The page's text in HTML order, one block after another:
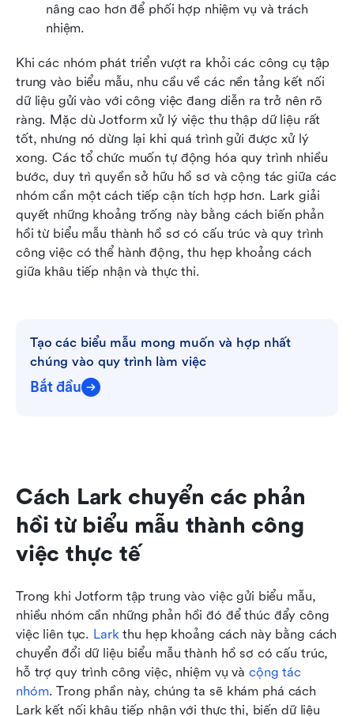
nâng cao hơn để phối hợp nhiệm vụ và trách
nhiệm.
Khi các nhóm phát triển vượt ra khỏi các công cụ tập
trung vào biểu mẫu, nhu cầu về các nền tảng kết nối
dữ liệu gửi vào với công việc đang diễn ra trở nên rõ
ràng. Mặc dù Jotform xử lý việc thu thập dữ liệu rất
tốt, nhưng nó dừng lại khi quá trình gửi được xử lý
xong. Các tổ chức muốn tự động hóa quy trình nhiều
bước, duy trì quyền sở hữu hồ sơ và cộng tác giữa các
nhóm cần một cách tiếp cận tích hợp hơn. Lark giải
quyết những khoảng trống này bằng cách biến phản
hồi từ biểu mẫu thành hồ sơ có cấu trúc và quy trình
công việc có thể hành động, thu hẹp khoảng cách
giữa khâu tiếp nhận và thực thi.
Tạo các biểu mẫu mong muốn và hợp nhất
chúng vào quy trình làm việc
Bắt đầu
Cách Lark chuyển các phản
hồi từ biểu mẫu thành công
việc thực tế
Trong khi Jotform tập trung vào việc gửi biểu mẫu,
nhiều nhóm cần những phản hồi đó để thúc đẩy công
việc liên tục. Lark thu hẹp khoảng cách này bằng cách
chuyển đổi dữ liệu biểu mẫu thành hồ sơ có cấu trúc,
hỗ trợ quy trình công việc, nhiệm vụ và cộng tác
nhóm. Trong phần này, chúng ta sẽ khám phá cách
Lark kết nối khâu tiếp nhận với thực thi, biến dữ liệu